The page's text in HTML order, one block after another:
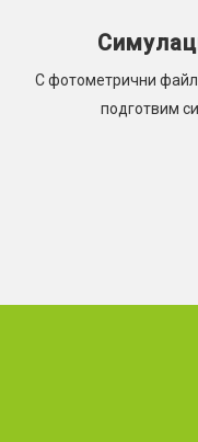
С фотометрични
подготвим